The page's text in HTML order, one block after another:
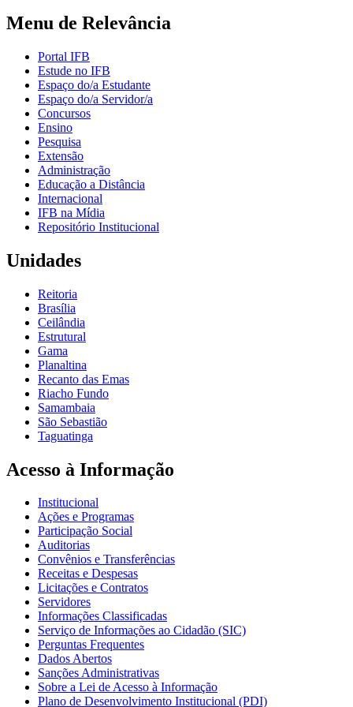
Menu de Relevância
Portal IFB
Estude no IFB
Espaço do/a Estudante
Espaço do/a Servidor/a
Concursos
Ensino
Pesquisa
Extensão
Administração
Educação a Distância
Internacional
IFB na Mídia
Repositório Institucional
Unidades
Reitoria
Brasília
Ceilândia
Estrutural
Gama
Planaltina
Recanto das Emas
Riacho Fundo
Samambaia
São Sebastião
Taguatinga
Acesso à Informação
Institucional
Ações e Programas
Participação Social
Auditorias
Convênios e Transferências
Receitas e Despesas
Licitações e Contratos
Servidores
Informações Classificadas
Serviço de Informações ao Cidadão (SIC)
Perguntas Frequentes
Dados Abertos
Sanções Administrativas
Sobre a Lei de Acesso à Informação
Plano de Desenvolvimento Institucional (PDI)